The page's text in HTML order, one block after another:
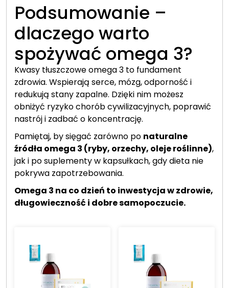
Podsumowanie –
dlaczego warto
spożywać omega 3?
Kwasy tłuszczowe omega 3 to fundament
zdrowia. Wspierają serce, mózg, odporność i
redukują stany zapalne. Dzięki nim możesz
obniżyć ryzyko chorób cywilizacyjnych, poprawić
nastrój i zadbać o koncentrację.
Pamiętaj, by sięgać zarówno po naturalne
źródła omega 3 (ryby, orzechy, oleje roślinne),
jak i po suplementy w kapsułkach, gdy dieta nie
pokrywa zapotrzebowania.
Omega 3 na co dzień to inwestycja w zdrowie,
długowieczność i dobre samopoczucie.